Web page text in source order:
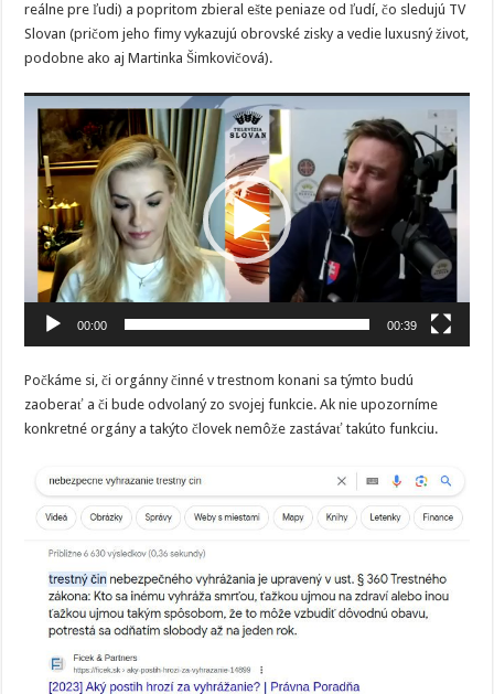
reálne pre ľudi) a popritom zbieral ešte peniaze od ľudí, čo sledujú TV
Slovan (pričom jeho fimy vykazujú obrovské zisky a vedie luxusný život,
podobne ako aj Martinka Šimkovičová).
prehrávač
00:00 00:39
Počkáme si, či orgánny činné v trestnom konani sa týmto budú
zaoberať a či bude odvolaný zo svojej funkcie. Ak nie upozorníme
konkretné orgány a takýto človek nemôže zastávať takúto funkciu.